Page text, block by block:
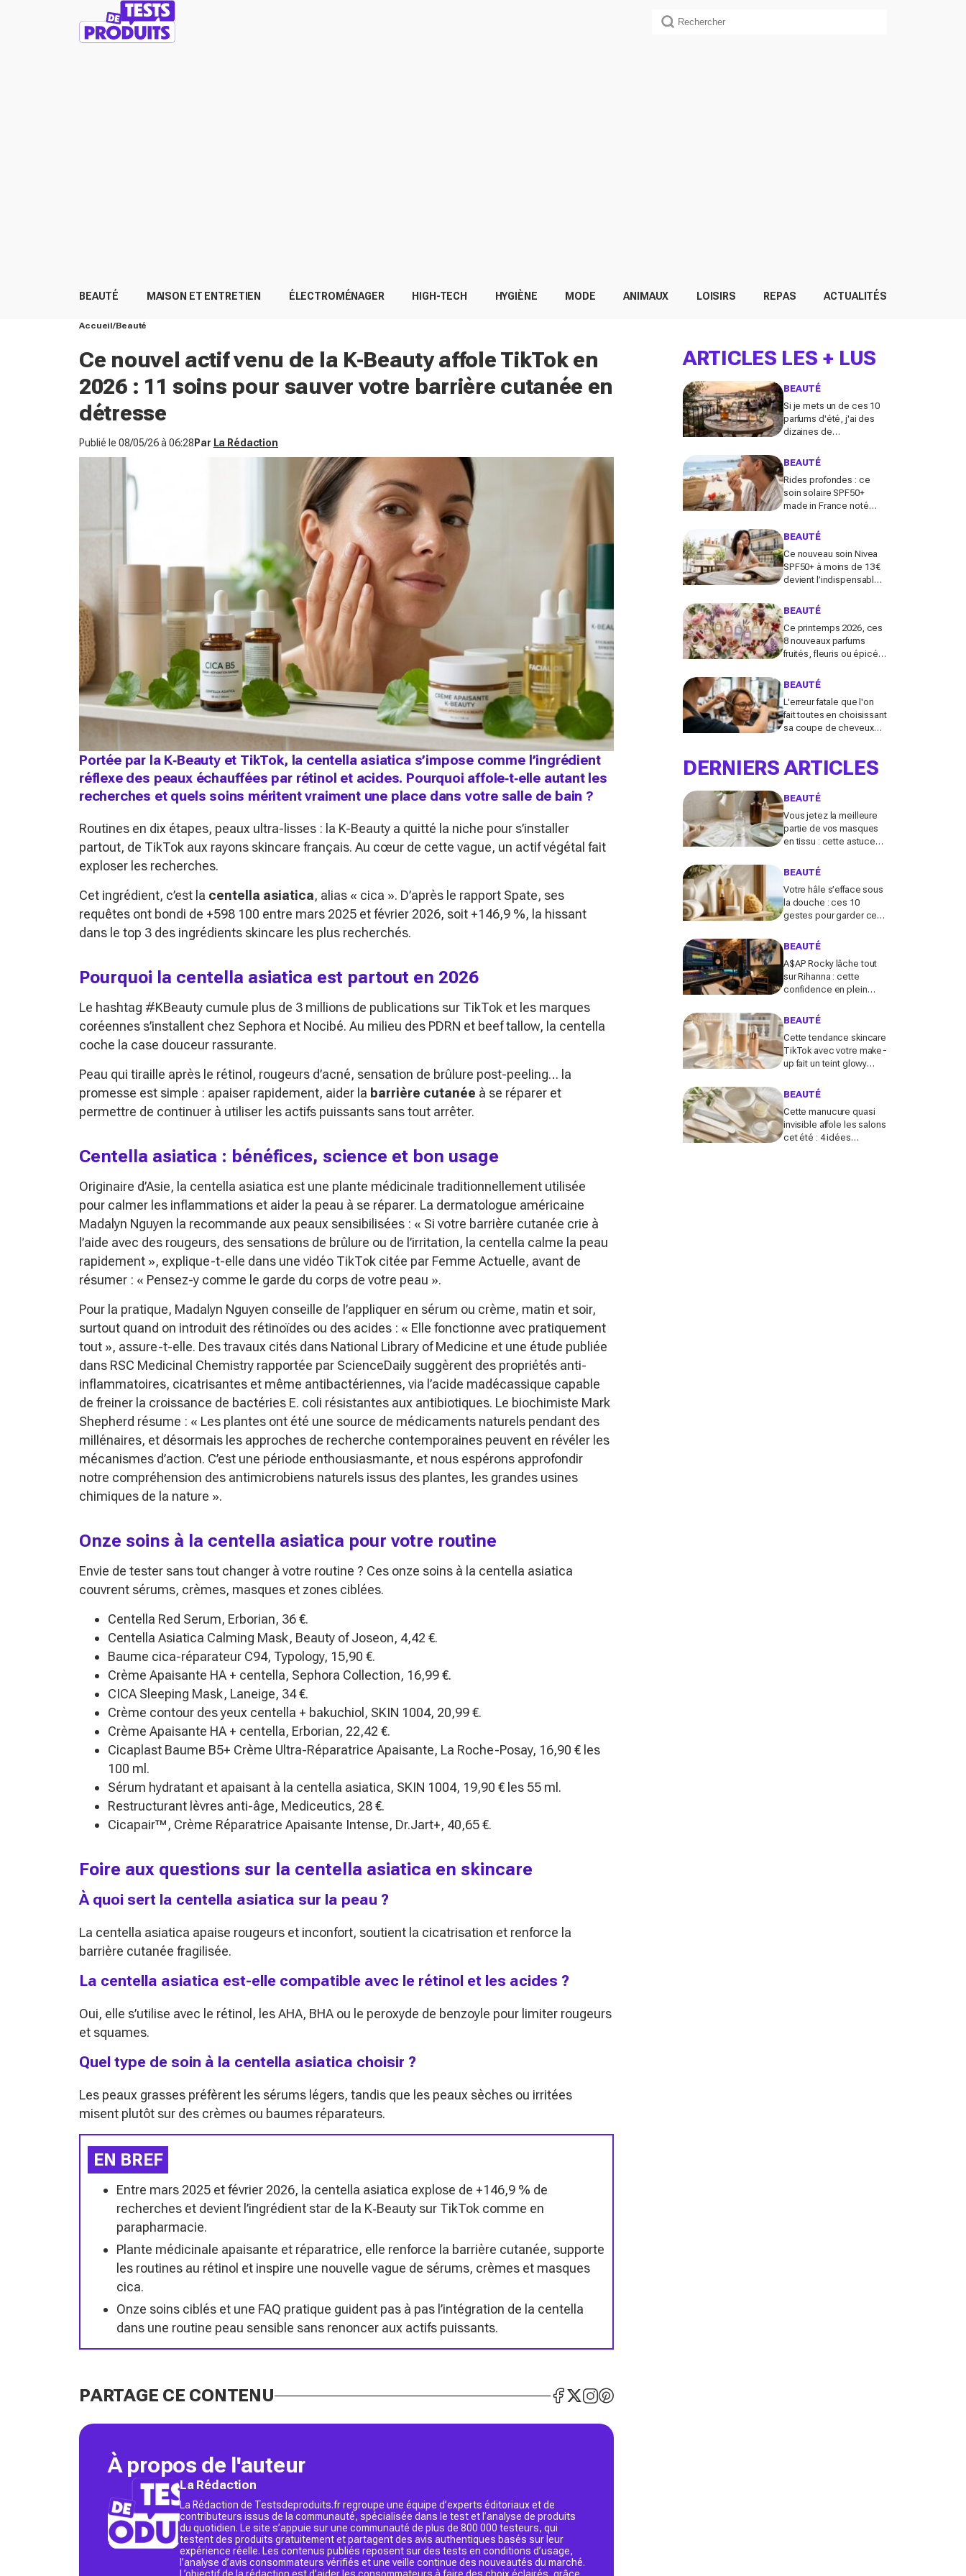
BEAUTÉ MAISON ET ENTRETIEN ÉLECTROMÉNAGER HIGH-TECH HYGIÈNE MODE ANIMAUX LOISIRS REPAS ACTUALITÉS
Accueil Beauté
Ce nouvel actif venu de la K-Beauty affole TikTok en
2026 : 11 soins pour sauver votre barrière cutanée en
détresse
Publié le 08/05/26 à 06:28 Par La Rédaction
Portée par la K‑Beauty et TikTok, la centella asiatica s’impose comme l’ingrédient
réflexe des peaux échauffées par rétinol et acides. Pourquoi affole‑t‑elle autant les
recherches et quels soins méritent vraiment une place dans votre salle de bain ?
Routines en dix étapes, peaux ultra-lisses : la K-Beauty a quitté la niche pour s’installer
partout, de TikTok aux rayons skincare français. Au cœur de cette vague, un actif végétal fait
exploser les recherches.
Cet ingrédient, c’est la centella asiatica, alias « cica ». D’après le rapport Spate, ses
requêtes ont bondi de +598 100 entre mars 2025 et février 2026, soit +146,9 %, la hissant
dans le top 3 des ingrédients skincare les plus recherchés.
Pourquoi la centella asiatica est partout en 2026
Le hashtag #KBeauty cumule plus de 3 millions de publications sur TikTok et les marques
coréennes s’installent chez Sephora et Nocibé. Au milieu des PDRN et beef tallow, la centella
coche la case douceur rassurante.
Peau qui tiraille après le rétinol, rougeurs d’acné, sensation de brûlure post-peeling… la
promesse est simple : apaiser rapidement, aider la barrière cutanée à se réparer et
permettre de continuer à utiliser les actifs puissants sans tout arrêter.
Centella asiatica : bénéfices, science et bon usage
Originaire d’Asie, la centella asiatica est une plante médicinale traditionnellement utilisée
pour calmer les inflammations et aider la peau à se réparer. La dermatologue américaine
Madalyn Nguyen la recommande aux peaux sensibilisées : « Si votre barrière cutanée crie à
l’aide avec des rougeurs, des sensations de brûlure ou de l’irritation, la centella calme la peau
rapidement », explique-t-elle dans une vidéo TikTok citée par Femme Actuelle, avant de
résumer : « Pensez-y comme le garde du corps de votre peau ».
Pour la pratique, Madalyn Nguyen conseille de l’appliquer en sérum ou crème, matin et soir,
surtout quand on introduit des rétinoïdes ou des acides : « Elle fonctionne avec pratiquement
tout », assure-t-elle. Des travaux cités dans National Library of Medicine et une étude publiée
dans RSC Medicinal Chemistry rapportée par ScienceDaily suggèrent des propriétés anti-
inflammatoires, cicatrisantes et même antibactériennes, via l’acide madécassique capable
de freiner la croissance de bactéries E. coli résistantes aux antibiotiques. Le biochimiste Mark
Shepherd résume : « Les plantes ont été une source de médicaments naturels pendant des
millénaires, et désormais les approches de recherche contemporaines peuvent en révéler les
mécanismes d’action. C’est une période enthousiasmante, et nous espérons approfondir
notre compréhension des antimicrobiens naturels issus des plantes, les grandes usines
chimiques de la nature ».
Onze soins à la centella asiatica pour votre routine
Envie de tester sans tout changer à votre routine ? Ces onze soins à la centella asiatica
couvrent sérums, crèmes, masques et zones ciblées.
Centella Red Serum, Erborian, 36 €.
Centella Asiatica Calming Mask, Beauty of Joseon, 4,42 €.
Baume cica-réparateur C94, Typology, 15,90 €.
Crème Apaisante HA + centella, Sephora Collection, 16,99 €.
CICA Sleeping Mask, Laneige, 34 €.
Crème contour des yeux centella + bakuchiol, SKIN 1004, 20,99 €.
Crème Apaisante HA + centella, Erborian, 22,42 €.
Cicaplast Baume B5+ Crème Ultra-Réparatrice Apaisante, La Roche-Posay, 16,90 € les
100 ml.
Sérum hydratant et apaisant à la centella asiatica, SKIN 1004, 19,90 € les 55 ml.
Restructurant lèvres anti-âge, Mediceutics, 28 €.
Cicapair™, Crème Réparatrice Apaisante Intense, Dr.Jart+, 40,65 €.
Foire aux questions sur la centella asiatica en skincare
À quoi sert la centella asiatica sur la peau ?
La centella asiatica apaise rougeurs et inconfort, soutient la cicatrisation et renforce la
barrière cutanée fragilisée.
La centella asiatica est-elle compatible avec le rétinol et les acides ?
Oui, elle s’utilise avec le rétinol, les AHA, BHA ou le peroxyde de benzoyle pour limiter rougeurs
et squames.
Quel type de soin à la centella asiatica choisir ?
Les peaux grasses préfèrent les sérums légers, tandis que les peaux sèches ou irritées
misent plutôt sur des crèmes ou baumes réparateurs.
EN BREF
Entre mars 2025 et février 2026, la centella asiatica explose de +146,9 % de
recherches et devient l’ingrédient star de la K‑Beauty sur TikTok comme en
parapharmacie.
Plante médicinale apaisante et réparatrice, elle renforce la barrière cutanée, supporte
les routines au rétinol et inspire une nouvelle vague de sérums, crèmes et masques
cica.
Onze soins ciblés et une FAQ pratique guident pas à pas l’intégration de la centella
dans une routine peau sensible sans renoncer aux actifs puissants.
PARTAGE CE CONTENU
À propos de l'auteur
La Rédaction
La Rédaction de Testsdeproduits.fr regroupe une équipe d’experts éditoriaux et de
contributeurs issus de la communauté, spécialisée dans le test et l’analyse de produits
du quotidien. Le site s’appuie sur une communauté de plus de 800 000 testeurs, qui
testent des produits gratuitement et partagent des avis authentiques basés sur leur
expérience réelle. Les contenus publiés reposent sur des tests en conditions d’usage,
l’analyse d’avis consommateurs vérifiés et une veille continue des nouveautés du marché.
ARTICLES LES + LUS
BEAUTÉ
Si je mets un de ces 10
parfums d'été, j'ai des
dizaines de
journée
BEAUTÉ
Rides profondes : ce
soin solaire SPF50+
made in France noté
de freiner leur apparition
BEAUTÉ
Ce nouveau soin Nivea
SPF50+ à moins de 13 €
devient l’indispensable
pour éviter les dégâts du
BEAUTÉ
Ce printemps 2026, ces
8 nouveaux parfums
fruités, fleuris ou épicés
Guerlain vont booster
BEAUTÉ
L'erreur fatale que l'on
fait toutes en choisissant
sa coupe de cheveux
DERNIERS ARTICLES
BEAUTÉ
Vous jetez la meilleure
partie de vos masques
en tissu : cette astuce
reste de soin en vrai
BEAUTÉ
Votre hâle s’efface sous
la douche : ces 10
gestes pour garder ce
sans abîmer votre peau
BEAUTÉ
A$AP Rocky lâche tout
sur Rihanna : cette
confidence en plein
ce projet attendu par la
BEAUTÉ
Cette tendance skincare
TikTok avec votre make-
up fait un teint glowy
cette erreur avec votre
BEAUTÉ
Cette manucure quasi
invisible affole les salons
cet été : 4 idées